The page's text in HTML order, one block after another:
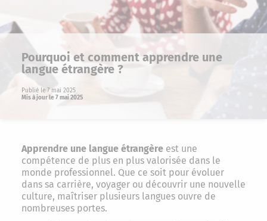
Pourquoi et comment apprendre une
langue étrangère ?
Publié le 7 mai 2025
Mis à jour le 7 mai 2025
Apprendre une langue étrangère est une
compétence de plus en plus valorisée dans le
monde professionnel. Que ce soit pour évoluer
dans sa carrière, voyager ou découvrir une nouvelle
culture, maîtriser plusieurs langues ouvre de
nombreuses portes.